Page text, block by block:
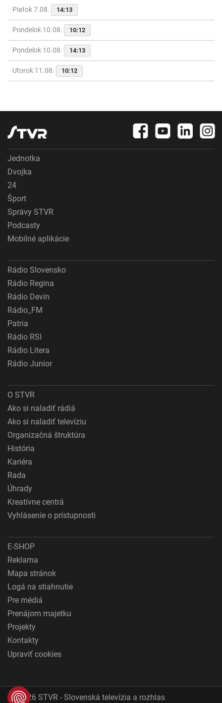
Piatok 7.08. 14:13
Pondelok 10.08. 10:12
Pondelok 10.08. 14:13
Utorok 11.08. 10:12
Jednotka
Dvojka
24
Šport
Správy STVR
Podcasty
Mobilné aplikácie
Rádio Slovensko
Rádio Regina
Rádio Devín
Rádio_FM
Patria
Rádio RSI
Rádio Litera
Rádio Junior
O STVR
Ako si naladiť rádiá
Ako si naladiť televíziu
Organizačná štruktúra
História
Kariéra
Rada
Úhrady
Kreatívne centrá
Vyhlásenie o prístupnosti
E-SHOP
Reklama
Mapa stránok
Logá na stiahnutie
Pre médiá
Prenájom majetku
Projekty
Kontakty
Upraviť cookies
© 2026 STVR - Slovenská televízia a rozhlas